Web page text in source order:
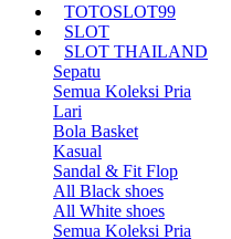
TOTOSLOT99
SLOT
SLOT THAILAND
Sepatu
Semua Koleksi Pria
Lari
Bola Basket
Kasual
Sandal & Fit Flop
All Black shoes
All White shoes
Semua Koleksi Pria